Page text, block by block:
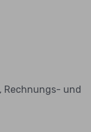
Rechnungs- und